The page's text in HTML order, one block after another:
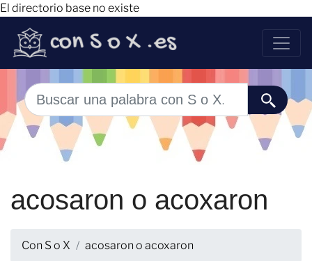
El directorio base no existe
acosaron o acoxaron
Con S o X acosaron o acoxaron